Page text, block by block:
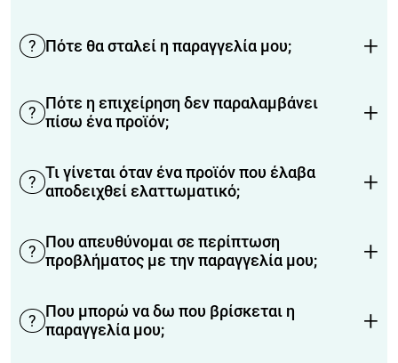
? Πότε θα σταλεί η παραγγελία μου; +
? Πότε η επιχείρηση δεν παραλαμβάνει
πίσω ένα προϊόν;
+
? Τι γίνεται όταν ένα προϊόν που έλαβα
αποδειχθεί ελαττωματικό;
+
? Που απευθύνομαι σε περίπτωση
προβλήματος με την παραγγελία μου;
+
? Που μπορώ να δω που βρίσκεται η
παραγγελία μου;
+